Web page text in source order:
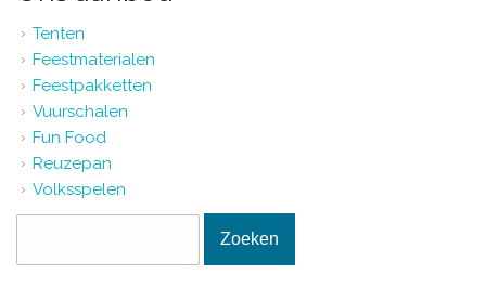
Tenten
Feestmaterialen
Feestpakketten
Vuurschalen
Fun Food
Reuzepan
Volksspelen
Zoekveld